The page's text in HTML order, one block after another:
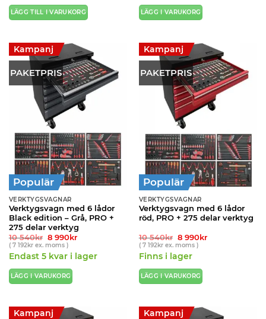
990kr.
990kr.
LÄGG TILL I VARUKORG
540kr.
LÄGG I VARUKORG
PAKETPRIS
Kampanj
Populär
VERKTYGSVAGNAR
Verktygsvagn med 6 lådor
Black edition – Grå, PRO +
275 delar verktyg
10 540kr Det
ursprungliga
priset
var:
540kr.
8 990krDet
priset
är:
( 7 192krex. moms )
Endast 5 kvar i lager
LÄGG I VARUKORG
PAKETPRIS
Kampanj
Populär
VERKTYGSVAGNAR
Verktygsvagn med 6 lådor
röd, PRO + 275 delar verktyg
10 540kr Det
ursprungliga
priset
var:
540kr.
8 990krDet
( 7 192krex. moms )
Finns i lager
LÄGG I VARUKORG
Kampanj Kampanj